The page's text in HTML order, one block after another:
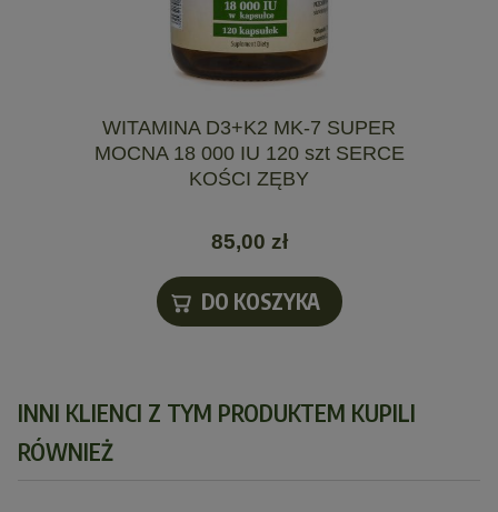
WITAMINA D3+K2 MK-7 SUPER
MOCNA 18 000 IU 120 szt SERCE
KOŚCI ZĘBY
85,00 zł
DO KOSZYKA
INNI KLIENCI Z TYM PRODUKTEM KUPILI
RÓWNIEŻ